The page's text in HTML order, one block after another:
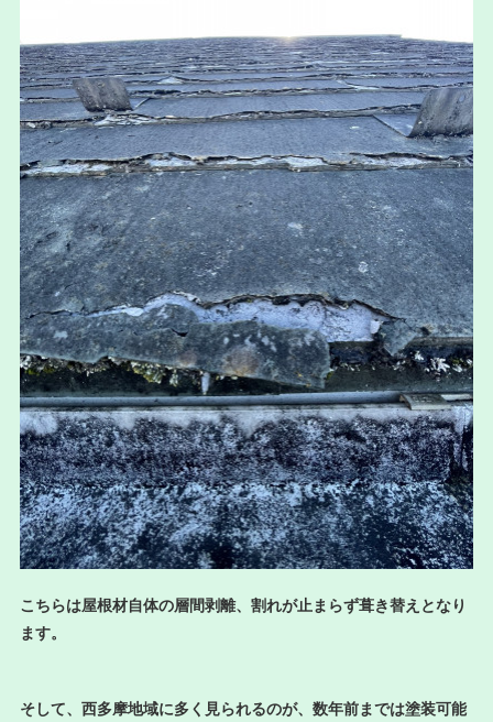
こちらは屋根材自体の層間剥離、割れが止まらず葺き替えとなり
ます。
そして、西多摩地域に多く見られるのが、数年前までは塗装可能